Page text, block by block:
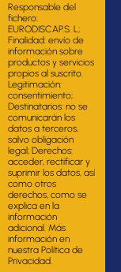
Responsable del
fichero:
EURODISCAP.S. L;
Finalidad: envío de
información sobre
productos y servicios
propios al suscrito.
Legitimación:
consentimiento;
Destinatarios: no se
comunicarán los
datos a terceros,
salvo obligación
legal; Derechos:
acceder, rectificar y
suprimir los datos, así
como otros
derechos, como se
explica en la
información
adicional. Más
información en
nuestra Política de
Privacidad.